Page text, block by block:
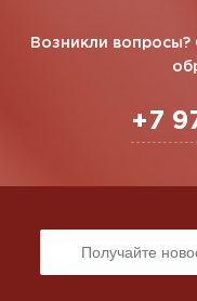
Возникли вопросы?
+7